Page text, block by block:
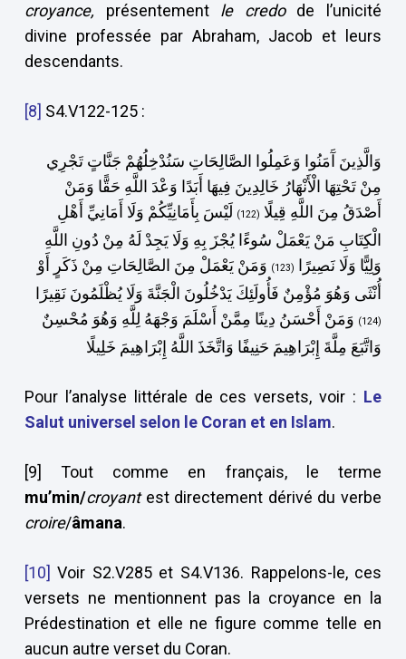
croyance, présentement le credo de l’unicité
divine professée par Abraham, Jacob et leurs
descendants.
[8] S4.V122-125 :
مِنْ تَحْتِهَا الْأَنْهَارُ خَالِدِينَ فِيهَا أَبَدًا وَعْدَ اللَّهِ حَقًّا وَمَنْ
أَصْدَقُ مِنَ اللَّهِ قِيلًا (122)
لَيْسَ بِأَمَانِيِّكُمْ وَلَا أَمَانِيِّ أَهْلِ
الْكِتَابِ مَنْ يَعْمَلْ سُوءًا يُجْزَ بِهِ وَلَا يَجِدْ لَهُ مِنْ دُونِ اللَّهِ
وَلِيًّا وَلَا نَصِيرًا (123)
وَمَنْ يَعْمَلْ مِنَ الصَّالِحَاتِ مِنْ ذَكَرٍ أَوْ
أُنْثَى وَهُوَ مُؤْمِنٌ فَأُولَئِكَ يَدْخُلُونَ الْجَنَّةَ وَلَا يُظْلَمُونَ نَقِيرًا
(124)
وَمَنْ أَحْسَنُ دِينًا مِمَّنْ أَسْلَمَ وَجْهَهُ لِلَّهِ وَهُوَ مُحْسِنٌ
وَاتَّبَعَ مِلَّةَ إِبْرَاهِيمَ حَنِيفًا وَاتَّخَذَ اللَّهُ إِبْرَاهِيمَ خَلِيلًا
Pour l’analyse littérale de ces versets, voir : Le
Salut universel selon le Coran et en Islam.
[9] Tout comme en français, le terme
mu’min/croyantest directement dérivé du verbe
croire/âmana.
[10] Voir S2.V285 et S4.V136. Rappelons-le, ces
versets ne mentionnent pas la croyance en la
Prédestination et elle ne figure comme telle en
aucun autre verset du Coran.